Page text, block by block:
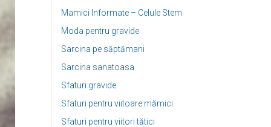
Mamici Informate – Celule Stem
Moda pentru gravide
Sarcina pe săptămani
Sarcina sanatoasa
Sfaturi gravide
Sfaturi pentru viitoare mămici
Sfaturi pentru viitori tătici